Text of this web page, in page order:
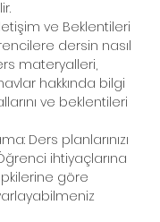
ve Beklentileri
dersin nasıl
materyalleri,
hakkında bilgi
ve beklentileri
Ders planlarınızı
ihtiyaçlarına
göre